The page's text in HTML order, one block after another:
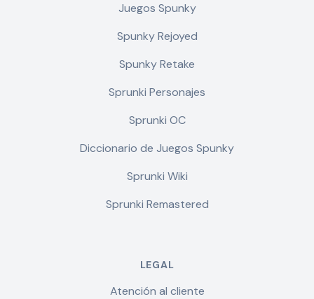
Juegos Spunky
Spunky Rejoyed
Spunky Retake
Sprunki Personajes
Sprunki OC
Diccionario de Juegos Spunky
Sprunki Wiki
Sprunki Remastered
LEGAL
Atención al cliente